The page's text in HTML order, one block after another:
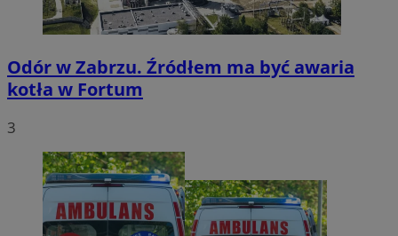
Odór w Zabrzu. Źródłem ma być awaria
kotła w Fortum
3